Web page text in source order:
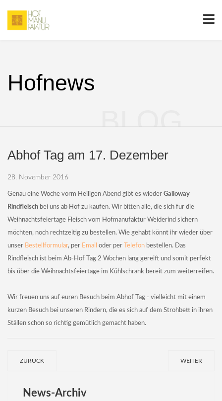
Hofnews
BLOG
Abhof Tag am 17. Dezember
28. November 2016
Genau eine Woche vorm Heiligen Abend gibt es wieder Galloway
Rindfleisch bei uns ab Hof zu kaufen. Wir bitten alle, die sich für die
Weihnachtsfeiertage Fleisch vom Hofmanufaktur Weiderind sichern
möchten, noch rechtzeitig zu bestellen. Wie gehabt könnt ihr wieder über
unser Bestellformular, per Email oder per Telefon bestellen. Das
Rindfleisch ist beim Ab-Hof Tag 2 Wochen lang gereift und somit perfekt
bis über die Weihnachtsfeiertage im Kühlschrank bereit zum weiterreifen.
Wir freuen uns auf euren Besuch beim Abhof Tag - vielleicht mit einem
kurzen Besuch bei unseren Rindern, die es sich auf dem Strohbett in ihren
Ställen schon so richtig gemütlich gemacht haben.
ZURÜCK WEITER
News-Archiv